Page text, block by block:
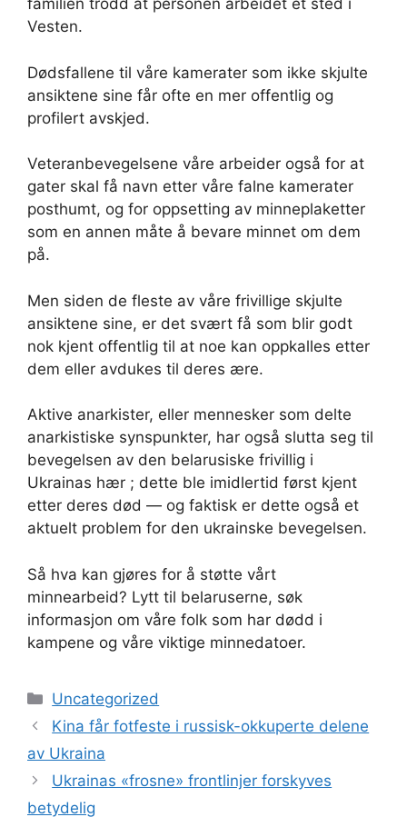
familien trodd at personen arbeidet et sted i
Vesten.
Dødsfallene til våre kamerater som ikke skjulte
ansiktene sine får ofte en mer offentlig og
profilert avskjed.
Veteranbevegelsene våre arbeider også for at
gater skal få navn etter våre falne kamerater
posthumt, og for oppsetting av minneplaketter
som en annen måte å bevare minnet om dem
på.
Men siden de fleste av våre frivillige skjulte
ansiktene sine, er det svært få som blir godt
nok kjent offentlig til at noe kan oppkalles etter
dem eller avdukes til deres ære.
Aktive anarkister, eller mennesker som delte
anarkistiske synspunkter, har også slutta seg til
bevegelsen av den belarusiske frivillig i
Ukrainas hær ; dette ble imidlertid først kjent
etter deres død — og faktisk er dette også et
aktuelt problem for den ukrainske bevegelsen.
Så hva kan gjøres for å støtte vårt
minnearbeid? Lytt til belaruserne, søk
informasjon om våre folk som har dødd i
kampene og våre viktige minnedatoer.
Kategorier
Uncategorized
Kina får fotfeste i russisk-okkuperte delene
av Ukraina
Ukrainas «frosne» frontlinjer forskyves
betydelig